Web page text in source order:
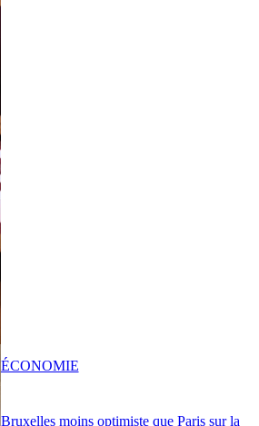
Bruxelles moins optimiste que Paris sur la
ÉCONOMIE